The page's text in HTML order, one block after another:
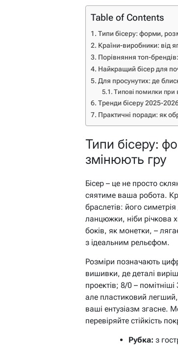
Table of Contents
Типи бісеру: форми,
Країни-виробники: від
Порівняння топ-
Найкращий бісер для
Для просунутих: де
Типові помилки при
Тренди бісеру 2025-
Практичні поради: як
Типи бісеру:
змінюють гру
Бісер – це не просто
сяятиме ваша робота.
браслетів: його
ланцюжки, ніби річкова
боків, як монетки, –
з ідеальним рельєфом.
Розміри позначають
вишивки, де деталі
проектів; 8/0 –
але пластиковий
ваші ентузіазм згасне.
перевіряйте стійкість
Рубка: з